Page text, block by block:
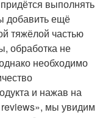
выполнять
добавить ещё
тяжёлой частью
обработка не
необходимо
и нажав на
мы увидим